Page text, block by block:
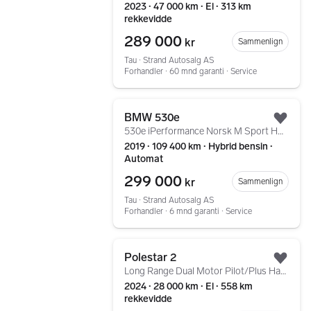
2023 ∙ 47 000 km ∙ El ∙ 313 km
rekkevidde
289 000 kr
Sammenlign
Tau ∙ Strand Autosalg AS
Forhandler ∙ 60 mnd garanti ∙ Service
BMW 530e
530e iPerformance Norsk M Sport HUD Skinn Soltak LED ++
2019 ∙ 109 400 km ∙ Hybrid bensin ∙
Automat
299 000 kr
Sammenlign
Tau ∙ Strand Autosalg AS
Forhandler ∙ 6 mnd garanti ∙ Service
Polestar 2
Long Range Dual Motor Pilot/Plus Harman/Kardon ACC LED
2024 ∙ 28 000 km ∙ El ∙ 558 km
rekkevidde